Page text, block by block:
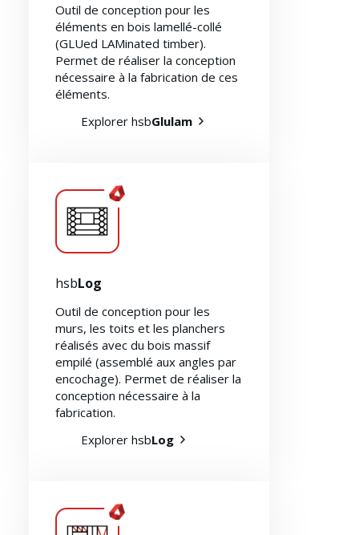
Outil de conception pour les
éléments en bois lamellé-collé
(GLUed LAMinated timber).
Permet de réaliser la conception
nécessaire à la fabrication de ces
éléments.
Explorer hsbGlulam
hsbLog
Outil de conception pour les
murs, les toits et les planchers
réalisés avec du bois massif
empilé (assemblé aux angles par
encochage). Permet de réaliser la
conception nécessaire à la
fabrication.
Explorer hsbLog